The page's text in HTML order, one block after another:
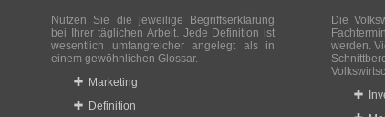
Nutzen Sie die jeweilige Begriffserklärung
bei Ihrer täglichen Arbeit. Jede Definition ist
wesentlich umfangreicher angelegt als in
einem gewöhnlichen Glossar.
Marketing
Definition
Die
werden.